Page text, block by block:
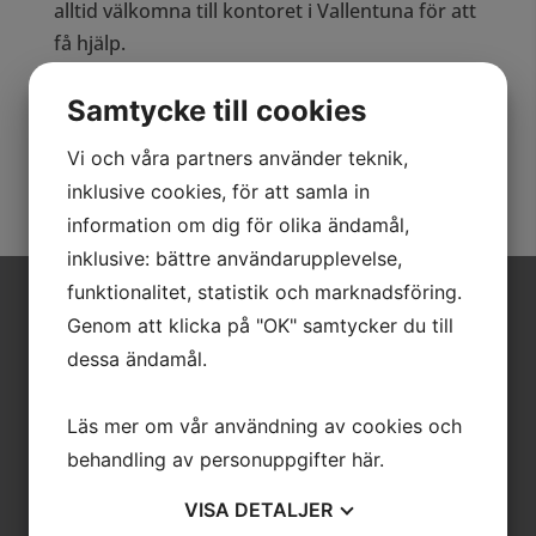
alltid välkomna till kontoret i Vallentuna för att
få hjälp.
Hör gärna av er innan så att vi kan förbereda
oss. Ring NÄRAs växel på 08-511 744 40 vid
frågor.
Besöksadress
Löjtnantsgatan 17
Hitta hit
Postadress
NÄRA AB
115 50 STOCKHOLM
Samtycke till cookies
Vi och våra partners använder teknik,
inklusive cookies, för att samla in
information om dig för olika ändamål,
inklusive: bättre användarupplevelse,
funktionalitet, statistik och marknadsföring.
Genom att klicka på "OK" samtycker du till
dessa ändamål.
Läs mer om vår användning av cookies och
behandling av personuppgifter här.
VISA DETALJER